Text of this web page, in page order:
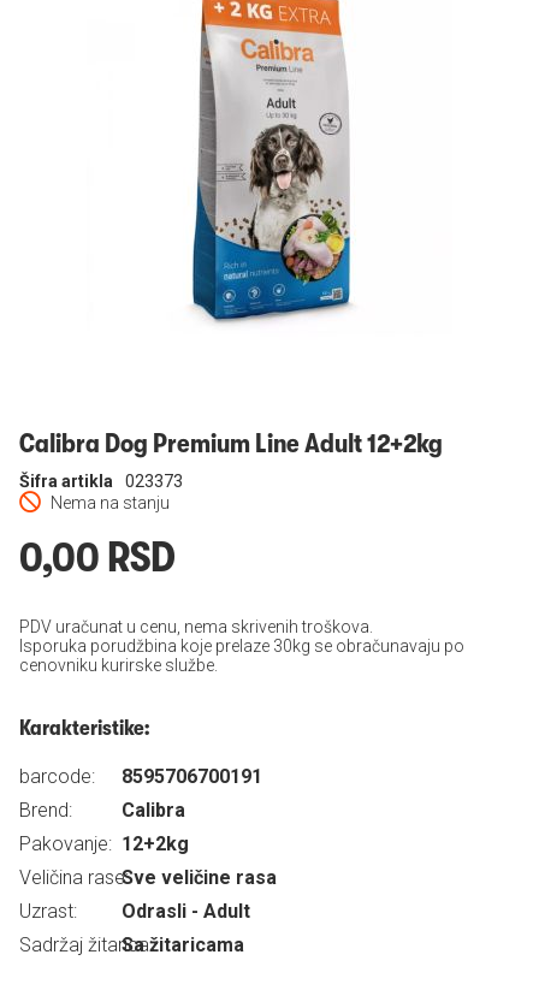
Calibra Dog Premium Line Adult 12+2kg
Nema na stanju
Šifra artikla 023373
0,00 RSD
PDV uračunat u cenu, nema skrivenih troškova.
Isporuka porudžbina koje prelaze 30kg se obračunavaju po
cenovniku kurirske službe.
Karakteristike:
barcode:
8595706700191
Brend:
Calibra
Pakovanje: 12+2kg
Veličina rase:Sve veličine rasa
Uzrast:
Odrasli - Adult
Sadržaj žitarica:Sa žitaricama